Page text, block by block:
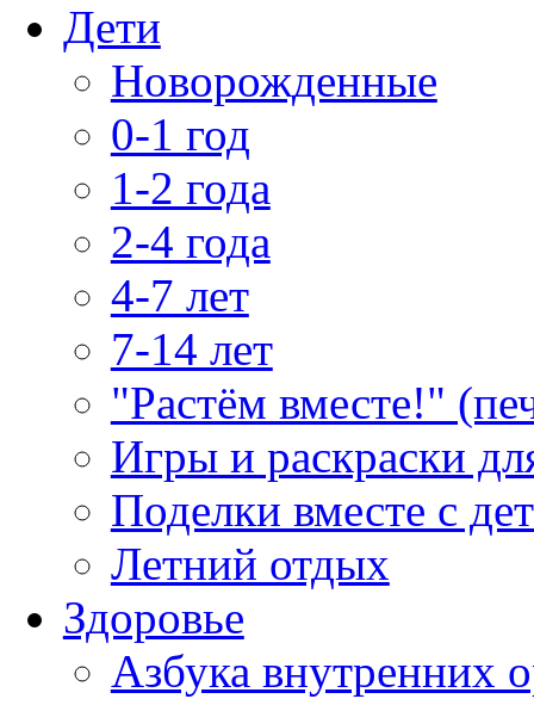
Дети
Новорожденные
0-1 год
1-2 года
2-4 года
4-7 лет
7-14 лет
"Растём вместе!"
Игры и раскраски
Поделки вместе с
Летний отдых
Здоровье
Азбука внутренних